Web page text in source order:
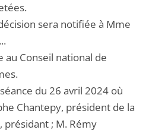
sera notifiée à Mme
au Conseil national de
du 26 avril 2024 où
Chantepy, président de la
; M. Rémy